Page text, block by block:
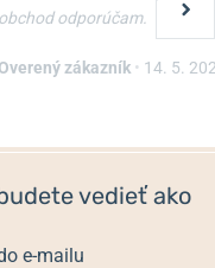
Heisse & Söhne
204.141.141
859 €
obchod odporúčam.
zákazník • 14. 5.
vedieť ako
e-mailu